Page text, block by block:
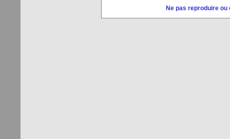
Ne pas reproduire